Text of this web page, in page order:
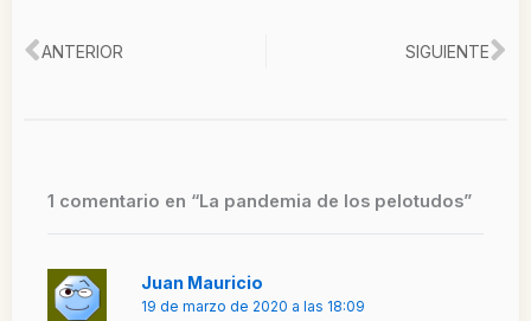
Ant
ANTERIOR SIGUIENTE
1 comentario en “La pandemia de los pelotudos”
Juan Mauricio
19 de marzo de 2020 a las 18:09